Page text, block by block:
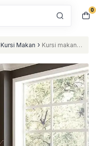
0
Kursi Makan › Kursi makan